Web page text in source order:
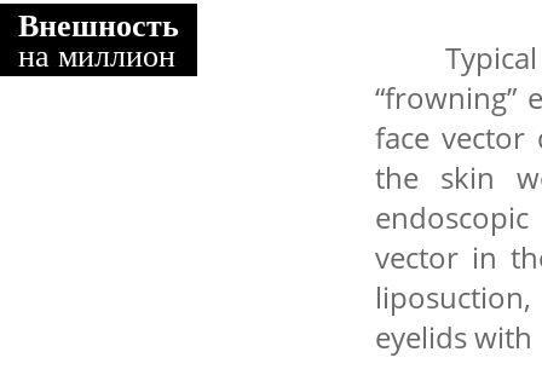
Внешность
на миллион
Typical
“frowning”
face vector
the skin
vector in
eyelids